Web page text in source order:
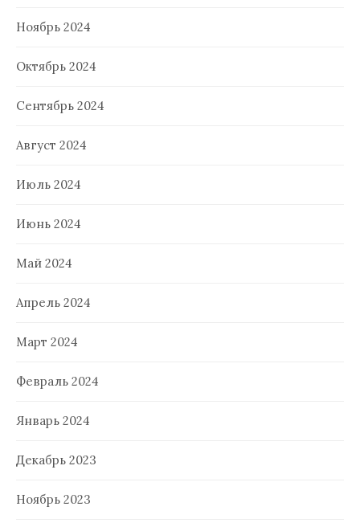
Ноябрь 2024
Октябрь 2024
Сентябрь 2024
Август 2024
Июль 2024
Июнь 2024
Май 2024
Апрель 2024
Март 2024
Февраль 2024
Январь 2024
Декабрь 2023
Ноябрь 2023